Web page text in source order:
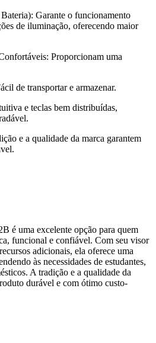
Garante o funcionamento
de iluminação, oferecendo maior
Proporcionam uma
de transportar e armazenar.
e teclas bem distribuídas,
e a qualidade da marca garantem
é uma excelente opção para quem
funcional e confiável. Com seu visor
adicionais, ela oferece uma
às necessidades de estudantes,
A tradição e a qualidade da
durável e com ótimo custo-